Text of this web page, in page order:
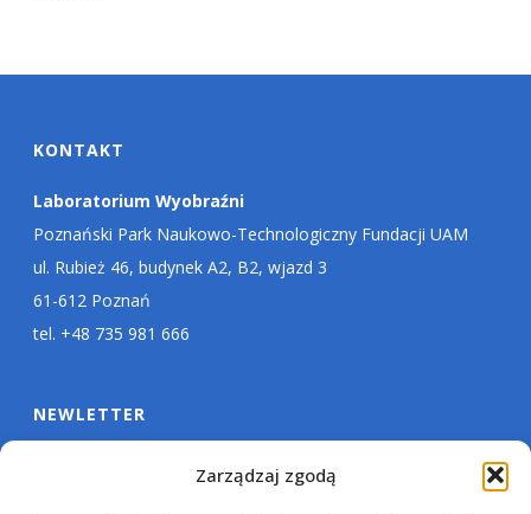
Zarządzaj zgodą
KONTAKT
Laboratorium Wyobraźni
Poznański Park Naukowo-Technologiczny Fundacji UAM
ul. Rubież 46, budynek A2, B2, wjazd 3
61-612 Poznań
tel. +48 735 981 666
NEWLETTER